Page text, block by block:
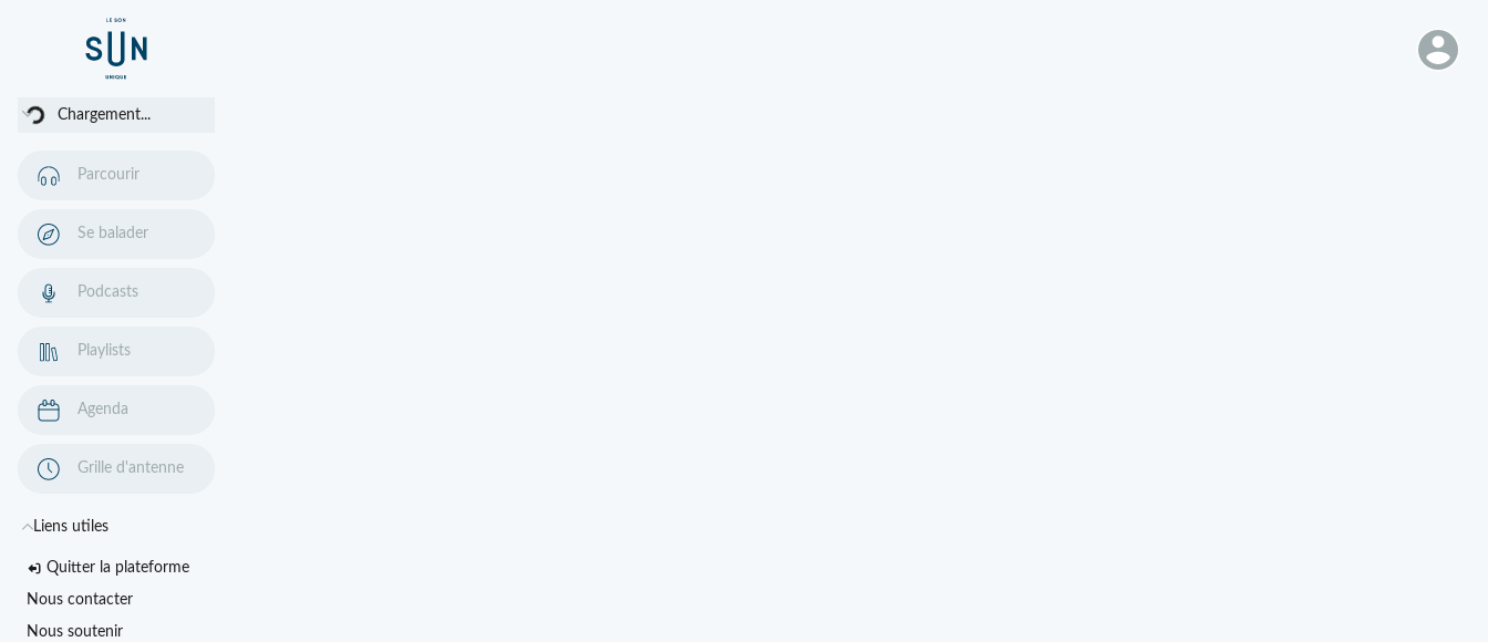
Chargement...
Parcourir
Se balader
Podcasts
Playlists
Agenda
Grille d'antenne
Liens utiles
Quitter la plateforme
Nous contacter
Nous soutenir